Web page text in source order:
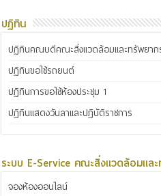
ปฏิทิน
ปฏิทินคณบดีคณะสิ่งแวดล้อมและทรัพยาก
ปฏิทินขอใช้รถยนต์
ปฏิทินการขอใช้ห้องประชุม 1
ปฏิทินแสดงวันลาและปฏิบัติราชการ
ระบบ E-Service คณะสิ่งแวดล้อมแล
จองห้องออนไลน์